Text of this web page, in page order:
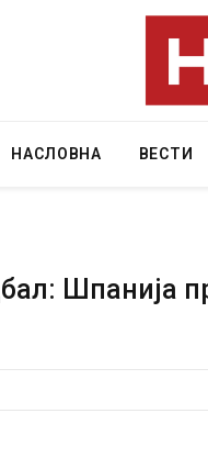
НАСЛОВНА ВЕСТИ
Шпанија